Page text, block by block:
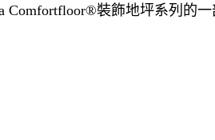
Comfortfloor®裝飾地坪系列的